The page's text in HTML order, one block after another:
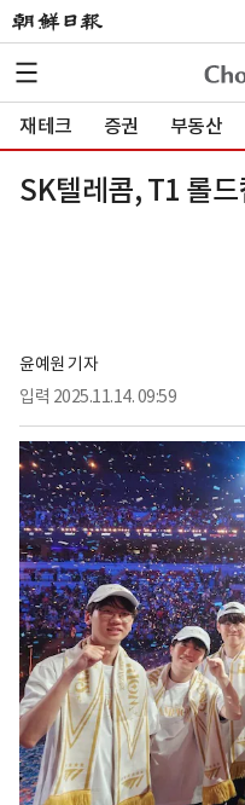
재테크 증권 부동산
SK텔레콤, T1 롤드
윤예원 기자
입력 2025.11.14. 09:59